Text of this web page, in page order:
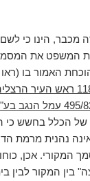
מכבר, הינו כי
המשפט את
האמור בו (ראו
ע"א 118/63 ראש העיר
ע"א 495/82 עמל
מקורו של הכלל
נהנית מרמת
המקורי. אכן,
בין המקור לבין